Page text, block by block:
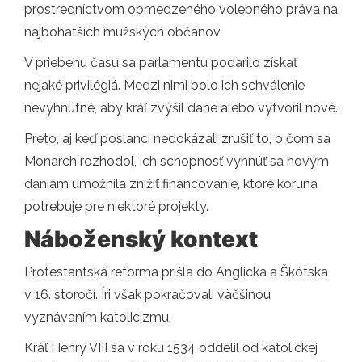
prostredníctvom obmedzeného volebného práva na
najbohatších mužských občanov.
V priebehu času sa parlamentu podarilo získať
nejaké privilégiá. Medzi nimi bolo ich schválenie
nevyhnutné, aby kráľ zvýšil dane alebo vytvoril nové.
Preto, aj keď poslanci nedokázali zrušiť to, o čom sa
Monarch rozhodol, ich schopnosť vyhnúť sa novým
daniam umožnila znížiť financovanie, ktoré koruna
potrebuje pre niektoré projekty.
Náboženský kontext
Protestantská reforma prišla do Anglicka a Škótska
v 16. storočí. Íri však pokračovali väčšinou
vyznávaním katolicizmu.
Kráľ Henry VIII sa v roku 1534 oddelil od katolíckej